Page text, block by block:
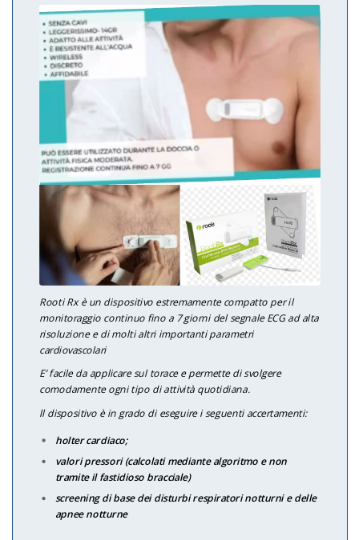
Rooti Rx è un dispositivo estremamente compatto per il
monitoraggio continuo fino a 7 giorni del segnale ECG ad alta
risoluzione e di molti altri importanti parametri
cardiovascolari
E’ facile da applicare sul torace e permette di svolgere
comodamente ogni tipo di attività quotidiana.
ll dispositivo è in grado di eseguire i seguenti accertamenti:
holter cardiaco;
valori pressori (calcolati mediante algoritmo e non
tramite il fastidioso bracciale)
screening di base dei disturbi respiratori notturni e delle
apnee notturne